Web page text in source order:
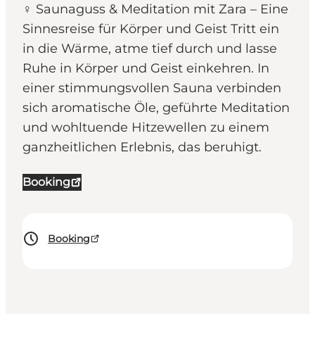
‍♀️ Saunaguss & Meditation mit Zara – Eine
Sinnesreise für Körper und Geist Tritt ein
in die Wärme, atme tief durch und lasse
Ruhe in Körper und Geist einkehren. In
einer stimmungsvollen Sauna verbinden
sich aromatische Öle, geführte Meditation
und wohltuende Hitzewellen zu einem
ganzheitlichen Erlebnis, das beruhigt.
Booking
Booking